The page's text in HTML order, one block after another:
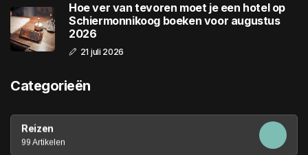
Hoe ver van tevoren moet je een hotel op
Schiermonnikoog boeken voor augustus
2026
21 juli 2026
Categorieën
Reizen
99 Artikelen